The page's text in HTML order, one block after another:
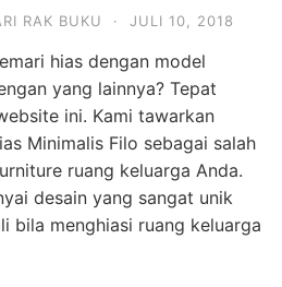
RAK BUKU · JULI 10, 2018
hias dengan model
yang lainnya? Tepat
ini. Kami tawarkan
Minimalis Filo sebagai salah
ruang keluarga Anda.
desain yang sangat unik
bila menghiasi ruang keluarga